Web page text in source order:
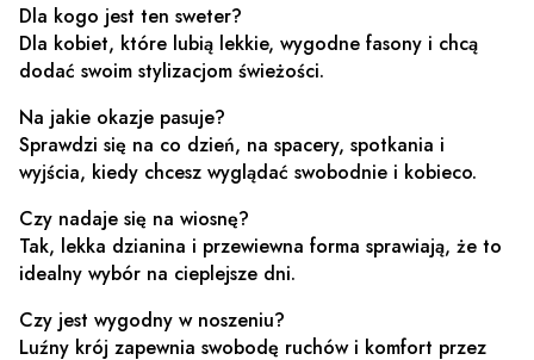
Dla kogo jest ten sweter?
Dla kobiet, które lubią lekkie, wygodne fasony i chcą
dodać swoim stylizacjom świeżości.
Na jakie okazje pasuje?
Sprawdzi się na co dzień, na spacery, spotkania i
wyjścia, kiedy chcesz wyglądać swobodnie i kobieco.
Czy nadaje się na wiosnę?
Tak, lekka dzianina i przewiewna forma sprawiają, że to
idealny wybór na cieplejsze dni.
Czy jest wygodny w noszeniu?
Luźny krój zapewnia swobodę ruchów i komfort przez